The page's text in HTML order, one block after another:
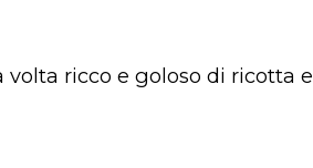
volta ricco e goloso di ricotta e